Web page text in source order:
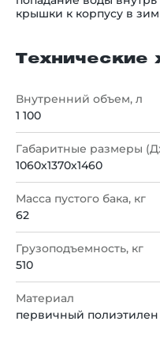
крышки к корпусу в
Технические
Внутренний объем, л
1 100
Габаритные размеры
1060х1370х1460
Масса пустого бака, кг
62
Грузоподъемность, кг
510
Материал
первичный полиэтилен